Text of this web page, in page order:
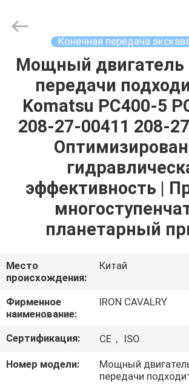
ГЛАВНАЯ
СТРАНИЦА
ПРОДУКЦИЯ
РОЛИКИ
О
КОМПАНИИ
НАША
ФАБРИКА
Reserved.
Конечная передача
Мощный двигатель
передачи
Komatsu PC400-5
208-27-00411 208-
эффективность |
планетарный
Место
происхождения:
Китай
Фирменное
наименование:
IRON CAVALRY
Сертификация: CE， ISO
Номер модели:
Мощный
передачи